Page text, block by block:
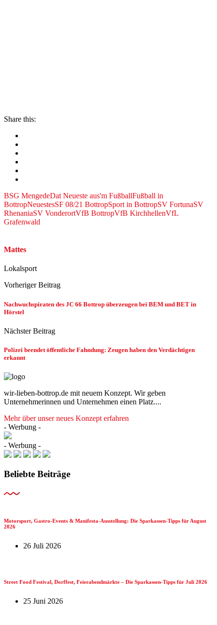
Share this:
BSG MengedeDat Neueste aus'm FußballFußball in
BottropNeuestesSF 08/21 BottropSport in BottropSV FortunaSV
RhenaniaSV VonderortVfB BottropVfB KirchhellenVfL
Grafenwald
Mattes
Lokalsport
Vorheriger Beitrag
Nachwuchspiraten des JC 66 Bottrop überzeugen bei BEM und BET in
Hörstel
Nächster Beitrag
Polizei beendet öffentliche Fahndung: Zeugen haben den Verdächtigen
erkannt
wir-lieben-bottrop.de mit neuem Konzept. Wir geben
Unternehmerinnen und Unternehmen einen Platz....
Mehr über unser neues Konzept erfahren
- Werbung -
- Werbung -
Beliebte Beiträge
Motorsport, Gastro-Events & Manifesta-Ausstellung: Die Sparkassen-Tipps für August
2026
26 Juli 2026
Street Food Festival, Dorffest, Feierabendmärkte – Die Sparkassen-Tipps für Juli 2026
25 Juni 2026